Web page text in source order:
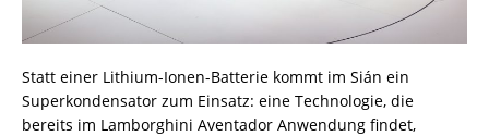
Statt einer Lithium-Ionen-Batterie kommt im Sián ein
Superkondensator zum Einsatz: eine Technologie, die
bereits im Lamborghini Aventador Anwendung findet,